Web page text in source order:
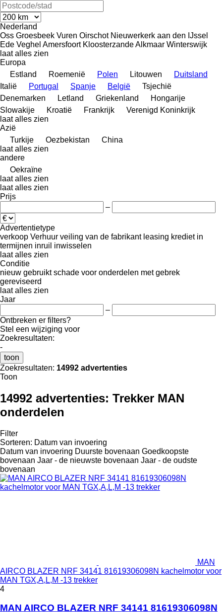
Nederland
Oss Groesbeek Vuren Oirschot Nieuwerkerk aan den IJssel
Ede Veghel Amersfoort KloosterzandeAlkmaar Winterswijk
laat alles zien
Europa
Estland
Roemenië Polen Litouwen
Duitsland
Italië
Portugal Spanje België
Tsjechië
Denemarken
Letland Griekenland
Hongarije
Slowakije
Kroatië Frankrijk
Verenigd Koninkrijk
laat alles zien
Azië
Turkije
Oezbekistan
China
laat alles zien
andere
Oekraïne
laat alles zien
laat alles zien
Prijs
–
Advertentietype
verkoop Verhuur veiling van de fabrikant leasing krediet in
termijnen inruil inwisselen
laat alles zien
Conditie
nieuw gebruikt schade voor onderdelen met gebrek
gereviseerd
laat alles zien
Jaar
–
Ontbreken er filters?
Stel een wijziging voor
Zoekresultaten:
-
toon
Zoekresultaten: 14992 advertenties
Toon
14992 advertenties: Trekker MAN
onderdelen
Filter
Sorteren: Datum van invoering
Datum van invoering Duurste bovenaan Goedkoopste
bovenaan Jaar - de nieuwste bovenaan Jaar - de oudste
bovenaan
MAN
AIRCO BLAZER NRF 34141 81619306098N kachelmotor voor
MAN TGX,A,L,M -13 trekker
4
MAN AIRCO BLAZER NRF 34141 81619306098N